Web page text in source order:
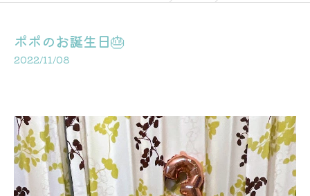
ポポのお誕生日🎂
2022/11/08